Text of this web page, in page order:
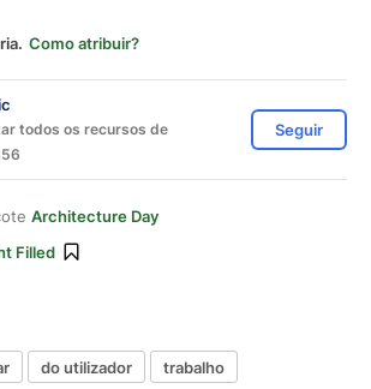
Como atribuir?
todos os recursos de
Seguir
Architecture Day
Filled
do utilizador
trabalho